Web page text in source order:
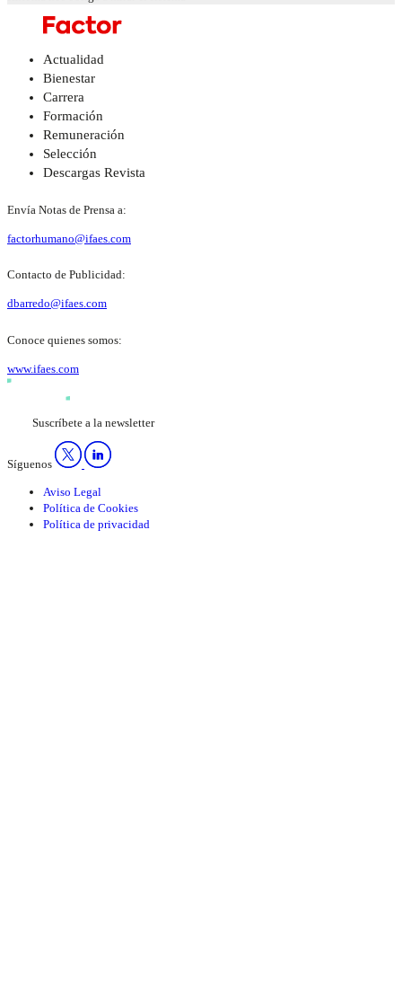
Actualidad
Bienestar
Carrera
Formación
Remuneración
Selección
Descargas Revista
Envía Notas de Prensa a:
factorhumano@ifaes.com
Contacto de Publicidad:
dbarredo@ifaes.com
Conoce quienes somos:
www.ifaes.com
Suscríbete a la newsletter
Síguenos
Aviso Legal
Política de Cookies
Política de privacidad